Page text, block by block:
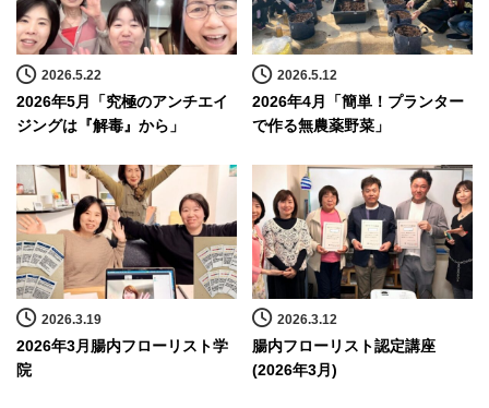
2026.5.22
2026年5月「究極のアンチエイ
ジングは『解毒』から」
2026.5.12
2026年4月「簡単！プランター
で作る無農薬野菜」
2026.3.19
2026年3月腸内フローリスト学
院
2026.3.12
腸内フローリスト認定講座
(2026年3月)